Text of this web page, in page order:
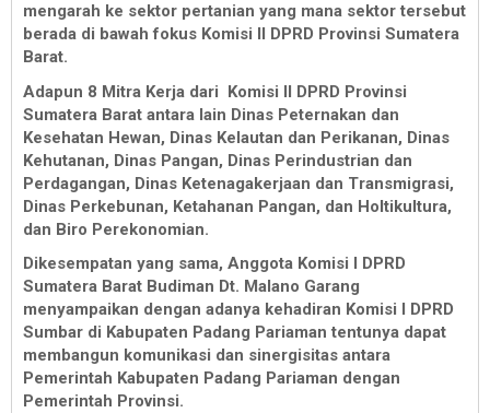
mengarah ke sektor pertanian yang mana sektor tersebut
berada di bawah fokus Komisi II DPRD Provinsi Sumatera
Barat.
Adapun 8 Mitra Kerja dari Komisi II DPRD Provinsi
Sumatera Barat antara lain Dinas Peternakan dan
Kesehatan Hewan, Dinas Kelautan dan Perikanan, Dinas
Kehutanan, Dinas Pangan, Dinas Perindustrian dan
Perdagangan, Dinas Ketenagakerjaan dan Transmigrasi,
Dinas Perkebunan, Ketahanan Pangan, dan Holtikultura,
dan Biro Perekonomian.
Dikesempatan yang sama, Anggota Komisi I DPRD
Sumatera Barat Budiman Dt. Malano Garang
menyampaikan dengan adanya kehadiran Komisi I DPRD
Sumbar di Kabupaten Padang Pariaman tentunya dapat
membangun komunikasi dan sinergisitas antara
Pemerintah Kabupaten Padang Pariaman dengan
Pemerintah Provinsi.